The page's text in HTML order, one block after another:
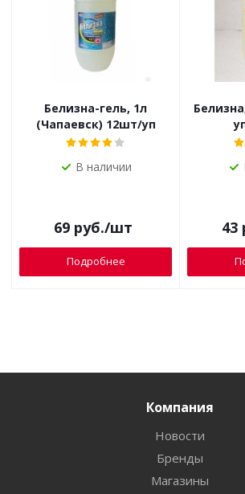
Белизна-гель, 1л
(Чапаевск) 12шт/уп
В наличии
69руб./шт
Подробнее
43
Компания
Новости
Бренды
Магазины